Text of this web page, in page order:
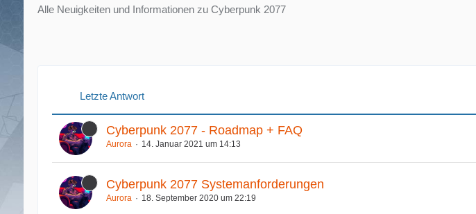
Alle Neuigkeiten und Informationen zu Cyberpunk 2077
Letzte Antwort
Cyberpunk 2077 - Roadmap + FAQ
Aurora 14. Januar 2021 um 14:13
Cyberpunk 2077 Systemanforderungen
Aurora 18. September 2020 um 22:19